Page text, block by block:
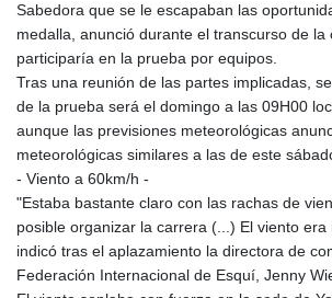
IDR
ILS 3.468234
IMP 0.8566
INR 110.076256
IQD
IRR
JEP 0.8566
JMD
JOD 0.819746
JPY
Sabedora que se le escapaban las
medalla, anunció durante el transcurso de la
participaría en la prueba por equipos.
Tras una reunión de las partes implicadas,
de la prueba será el domingo a las 09H00
aunque las previsiones meteorológicas
meteorológicas similares a las de este
- Viento a 60km/h -
"Estaba bastante claro con las rachas de
posible organizar la carrera (...) El viento
indicó tras el aplazamiento la directora de
Federación Internacional de Esquí, Jenny